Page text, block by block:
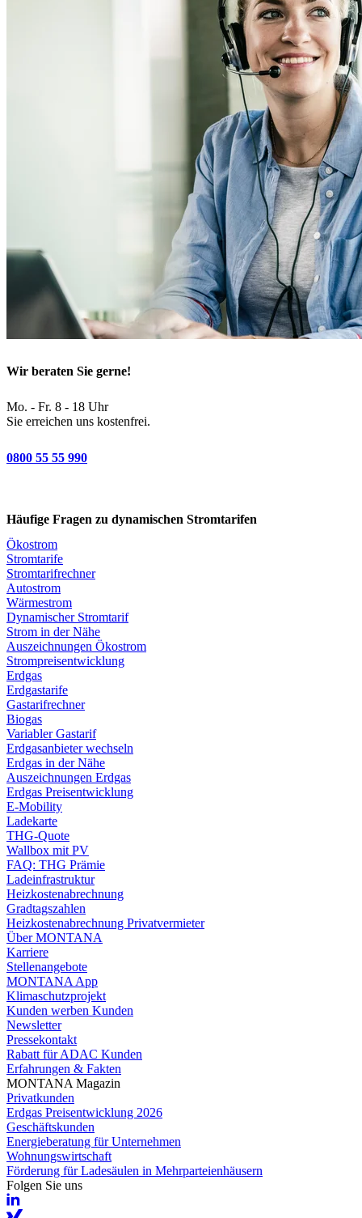
Wir beraten Sie gerne!
Mo. - Fr. 8 - 18 Uhr
Sie erreichen uns kostenfrei.
0800 55 55 990
Häufige Fragen zu dynamischen Stromtarifen
Ökostrom
Stromtarife
Stromtarifrechner
Autostrom
Wärmestrom
Dynamischer Stromtarif
Strom in der Nähe
Auszeichnungen Ökostrom
Strompreisentwicklung
Erdgas
Erdgastarife
Gastarifrechner
Biogas
Variabler Gastarif
Erdgasanbieter wechseln
Erdgas in der Nähe
Auszeichnungen Erdgas
Erdgas Preisentwicklung
E-Mobility
Ladekarte
THG-Quote
Wallbox mit PV
FAQ: THG Prämie
Ladeinfrastruktur
Heizkostenabrechnung
Gradtagszahlen
Heizkostenabrechnung Privatvermieter
Über MONTANA
Karriere
Stellenangebote
MONTANA App
Klimaschutzprojekt
Kunden werben Kunden
Newsletter
Pressekontakt
Rabatt für ADAC Kunden
Erfahrungen & Fakten
MONTANA Magazin
Privatkunden
Erdgas Preisentwicklung 2026
Geschäftskunden
Energieberatung für Unternehmen
Wohnungswirtschaft
Förderung für Ladesäulen in Mehrparteienhäusern
Folgen Sie uns